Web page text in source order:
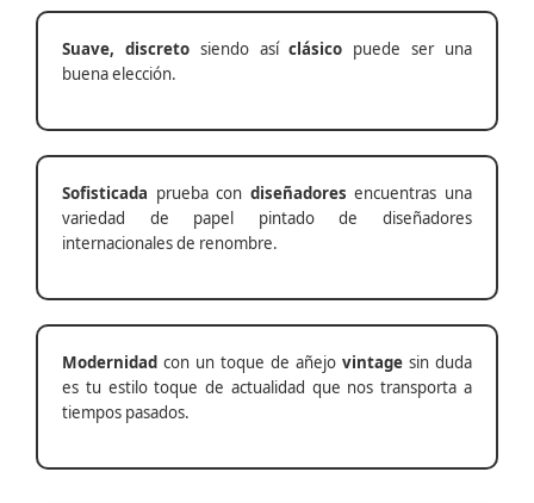
Suave, discretosiendo asíclásico puede ser una
buena elección.
Sofisticada prueba con diseñadores encuentras una
variedad de papel pintado de diseñadores
internacionales de renombre.
Modernidad con un toque de añejo vintage sin duda
es tu estilo toque de actualidad que nos transporta a
tiempos pasados.